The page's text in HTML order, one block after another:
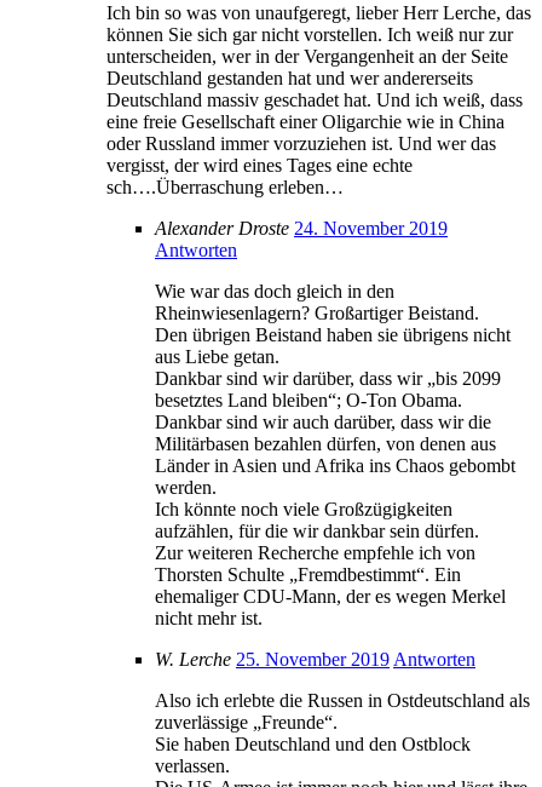
Ich bin so was von unaufgeregt, lieber Herr Lerche, das
können Sie sich gar nicht vorstellen. Ich weiß nur zur
unterscheiden, wer in der Vergangenheit an der Seite
Deutschland gestanden hat und wer andererseits
Deutschland massiv geschadet hat. Und ich weiß, dass
eine freie Gesellschaft einer Oligarchie wie in China
oder Russland immer vorzuziehen ist. Und wer das
vergisst, der wird eines Tages eine echte
sch….Überraschung erleben…
Alexander Droste 24. November 2019
Antworten
Wie war das doch gleich in den
Rheinwiesenlagern? Großartiger Beistand.
Den übrigen Beistand haben sie übrigens nicht
aus Liebe getan.
Dankbar sind wir darüber, dass wir „bis 2099
besetztes Land bleiben“; O-Ton Obama.
Dankbar sind wir auch darüber, dass wir die
Militärbasen bezahlen dürfen, von denen aus
Länder in Asien und Afrika ins Chaos gebombt
werden.
Ich könnte noch viele Großzügigkeiten
aufzählen, für die wir dankbar sein dürfen.
Zur weiteren Recherche empfehle ich von
Thorsten Schulte „Fremdbestimmt“. Ein
ehemaliger CDU-Mann, der es wegen Merkel
nicht mehr ist.
W. Lerche 25. November 2019 Antworten
Also ich erlebte die Russen in Ostdeutschland als
zuverlässige „Freunde“.
Sie haben Deutschland und den Ostblock
verlassen.